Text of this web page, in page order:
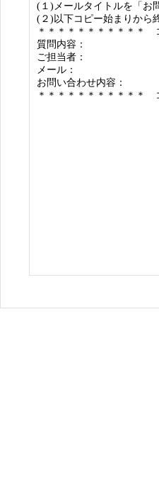
(１)メールタイトルを「お
(２)以下コピー始まりから
＊＊＊＊＊＊＊＊＊＊＊
質問内容：
ご担当者：
メール：
お問い合わせ内容：
＊＊＊＊＊＊＊＊＊＊＊